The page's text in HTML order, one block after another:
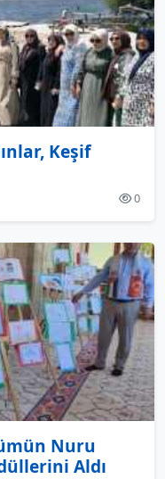
Keşif
0
Nuru
Aldı